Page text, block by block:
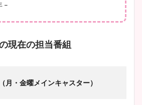
–
現在の担当番組
月・金曜メインキャスター）